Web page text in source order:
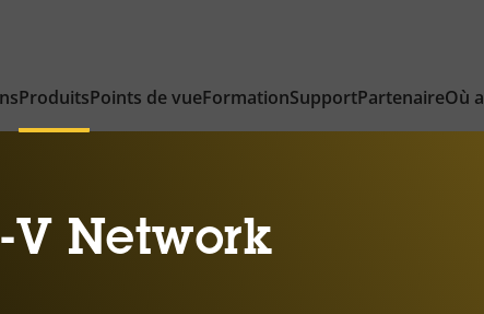
ProduitsPoints de vueFormationSupportPartenaireOù
V Network